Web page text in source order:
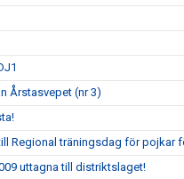
Årstasvepet (nr 3)
Regional träningsdag för pojkar
uttagna till distriktslaget!